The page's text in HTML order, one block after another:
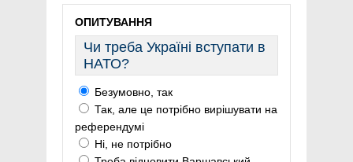
ОПИТУВАННЯ
Чи треба Україні вступати в
НАТО?
Безумовно, так
Так, але це потрібно вирішувати на
референдумі
Ні, не потрібно